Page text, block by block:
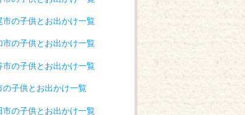
市の子供とお出かけ一覧
市の子供とお出かけ一覧
市の子供とお出かけ一覧
の子供とお出かけ一覧
市の子供とお出かけ一覧